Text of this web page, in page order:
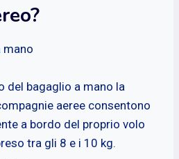
mano
del bagaglio a mano la
aeree consentono
a bordo del proprio volo
tra gli 8 e i 10 kg.